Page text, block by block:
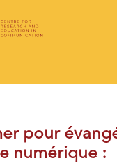
pour
numérique :